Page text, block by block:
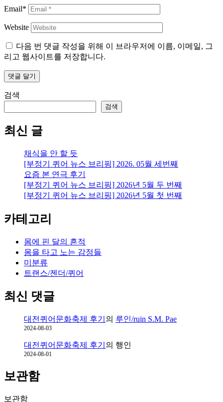
Email*
Website
다음 번 댓글 작성을 위해 이 브라우저에 이름, 이메일, 그
리고 웹사이트를 저장합니다.
검색
검색
최신 글
채식을 안 할 듯
[부정기 퀴어 뉴스 브리핑] 2026. 05월 세번째
요즘 본 연극 후기
[부정기 퀴어 뉴스 브리핑] 2026년 5월 두 번째
[부정기 퀴어 뉴스 브리핑] 2026년 5월 첫 번째
카테고리
몸에 핀 달의 흔적
몸을 타고 노는 감정들
미분류
트랜스/젠더/퀴어
최신 댓글
대전퀴어문화축제 후기 의 루인/ruin S.M. Pae
2024-08-03
대전퀴어문화축제 후기 의 행인
2024-08-01
보관함
보관함